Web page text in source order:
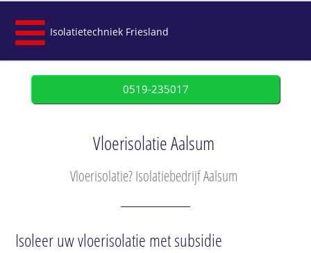
Isolatietechniek Friesland
0519-235017
Vloerisolatie Aalsum
Vloerisolatie? Isolatiebedrijf Aalsum
Isoleer uw vloerisolatie met subsidie